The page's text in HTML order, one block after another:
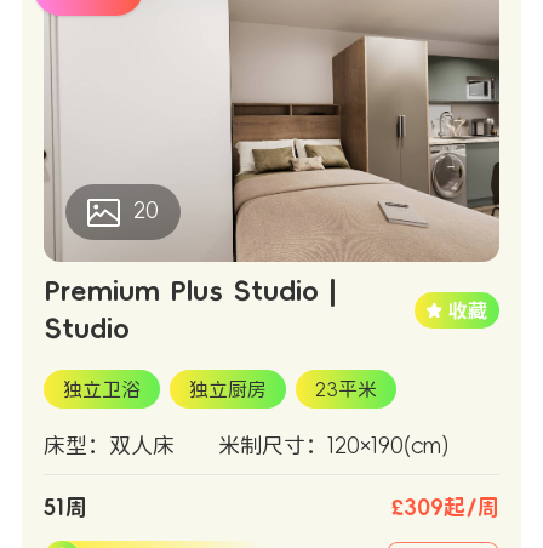
20
Premium Plus Studio |
Studio
独立卫浴 独立厨房 23平米
床型：双人床 米制尺寸：120×190(cm)
51周 £309起/周